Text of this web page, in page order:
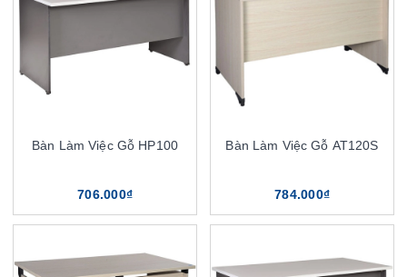
Bàn Làm Việc Gỗ HP100
706.000₫
Bàn Làm Việc Gỗ AT120S
784.000₫